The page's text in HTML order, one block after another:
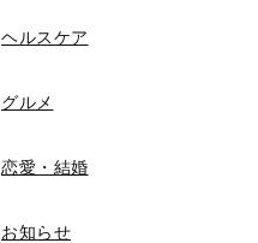
ヘルスケア
グルメ
恋愛・結婚
お知らせ